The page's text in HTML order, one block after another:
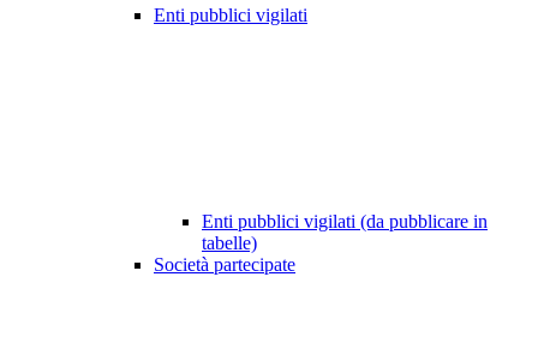
Enti pubblici vigilati
Enti pubblici vigilati (da pubblicare in
tabelle)
Società partecipate